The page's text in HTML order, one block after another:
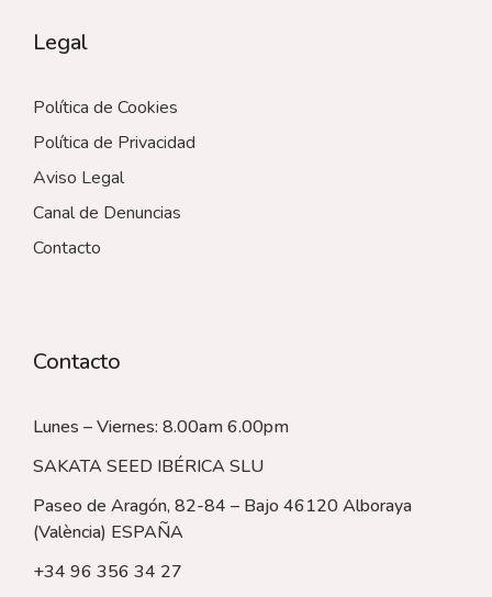
Legal
Política de Cookies
Política de Privacidad
Aviso Legal
Canal de Denuncias
Contacto
Contacto
Lunes – Viernes: 8.00am 6.00pm
SAKATA SEED IBÉRICA SLU
Paseo de Aragón, 82-84 – Bajo 46120 Alboraya
(València) ESPAÑA
+34 96 356 34 27